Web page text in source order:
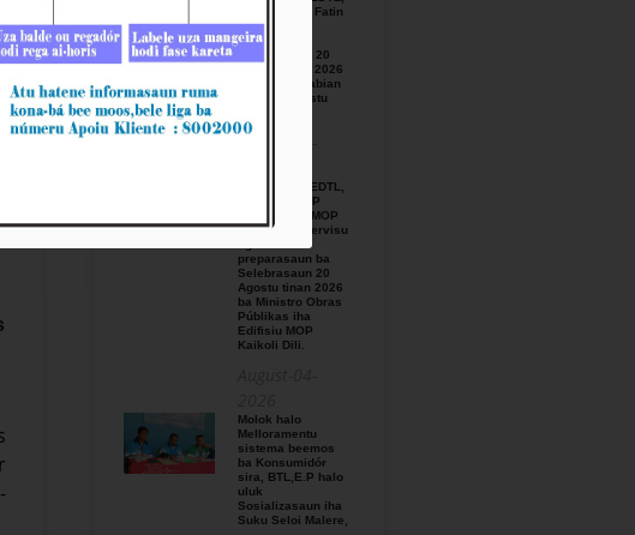
E.P,Observa Fatin
preparasaun
beemos ba
Selebrasaun 20
Agostu tinan 2026
iha foho Matabian
Hun area Postu
August-03-
BTL, E.P ho EDTL,
E.P no IGE I.P
enkontru ho MOP
hodi relata servisu
preparasaun ba
Selebrasaun 20
Agostu tinan 2026
ba Ministro Obras
Públikas iha
Edifisiu MOP
Kaikoli Dili.
Molok halo
Melloramentu
sistema beemos
ba Konsumidór
sira, BTL,E.P halo
uluk
Sosializasaun iha
Suku Seloi Malere,